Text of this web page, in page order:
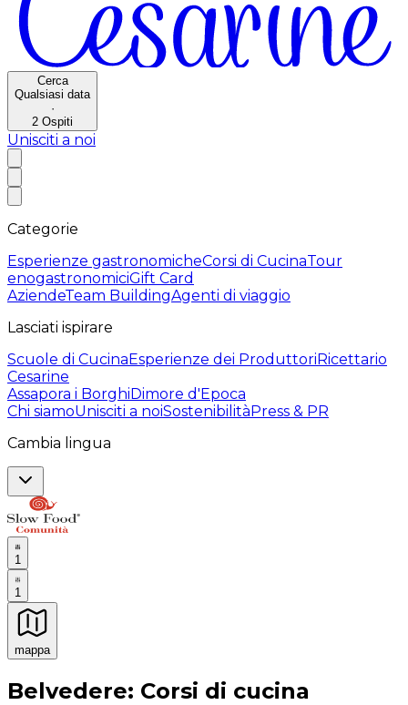
Cerca
Qualsiasi data
·
2 Ospiti
Unisciti a noi
Categorie
Esperienze gastronomicheCorsi di CucinaTour
enogastronomiciGift Card
AziendeTeam BuildingAgenti di viaggio
Lasciati ispirare
Scuole di CucinaEsperienze dei ProduttoriRicettario
Cesarine
Assapora i BorghiDimore d'Epoca
Chi siamoUnisciti a noiSostenibilitàPress & PR
Cambia lingua
1
1
mappa
Esperienze culinarie indimenticabili: Esperienze
Belvedere: Corsi di cucina